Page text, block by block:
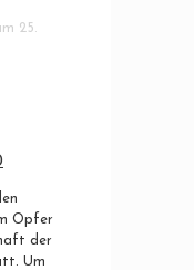
25.
Opfer
der
Um